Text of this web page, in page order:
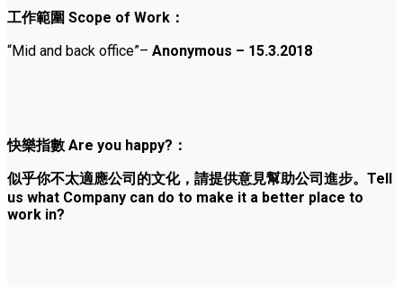
工作範圍 Scope of Work ：
“Mid and back office”– Anonymous – 15.3.2018
快樂指數 Are you happy? ：
似乎你不太適應公司的文化，請提供意見幫助公司進步。Tell
us what Company can do to make it a better place to
work in?